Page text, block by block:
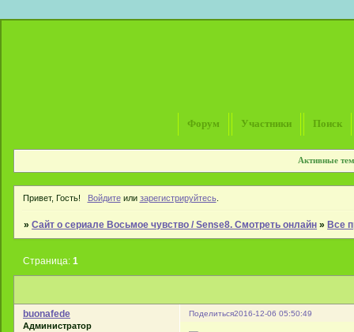
Форум Участники Поиск
Активные
Привет, Гость! Войдитеили зарегистрируйтесь.
»Сайт о сериале Восьмое чувство / Sense8. Смотреть онлайн »Все
Страница:1
Поделиться2016-12-06 05:50:49
buonafede
Администратор